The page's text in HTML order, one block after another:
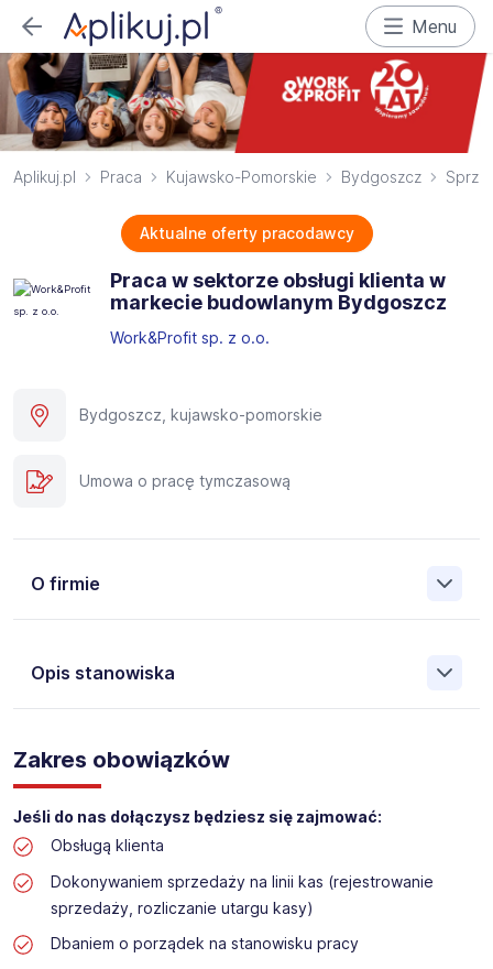
Menu
Aplikuj.pl Praca Kujawsko-Pomorskie Bydgoszcz
Aktualne oferty pracodawcy
Praca w sektorze obsługi klienta w
markecie budowlanym Bydgoszcz
Work&Profit sp. z o.o.
Bydgoszcz, kujawsko-pomorskie
Umowa o pracę tymczasową
O firmie
Opis stanowiska
Pośrednictwa Pracy i Doradztwa Personalnego Work &
Profit jest obecnie jedną z największych niezależnych
polskich agencji zatrudnienia. W ciągu wielu lat naszej
działalności daliśmy pracę przeszło 50 000 pracowników
w całym kraju. Skutecznie znajdujemy pracowników dla
największych firm, jak również małych rodzinnych
przedsiębiorstw w Polsce. Agencja jest wpisana pod nr
396 w Krajowym Rejestrze Agencji Zatrudnienia.
Obecnie dla naszego Klienta, poszukujemy osób do pracy
na stanowisko:
Zakres obowiązków
Jeśli do nas dołączysz będziesz się zajmować:
Obsługą klienta
Dokonywaniem sprzedaży na linii kas (rejestrowanie
sprzedaży, rozliczanie utargu kasy)
Dbaniem o porządek na stanowisku pracy